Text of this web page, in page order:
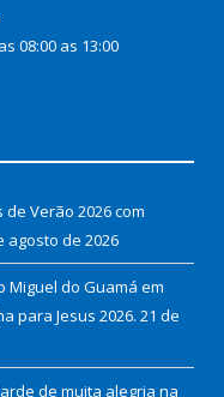
08:00 as 13:00
Verão 2026 com
agosto de 2026
Miguel do Guamá em
para Jesus 2026. 21 de
de muita alegria na